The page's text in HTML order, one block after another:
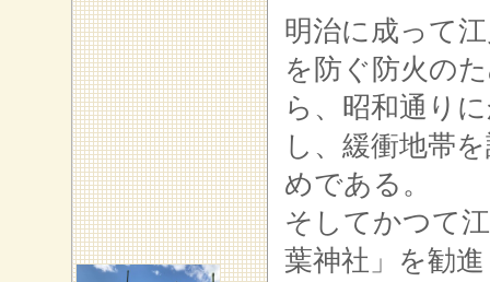
明治に成って
を防ぐ防火の
ら、昭和通り
し、緩衝地帯
めである。
そしてかつて
葉神社」を勧